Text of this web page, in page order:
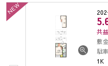
NEW
共
敷金
駐
1K